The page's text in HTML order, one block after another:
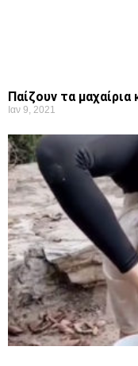
Παίζουν τα
Ιαν 9, 2021